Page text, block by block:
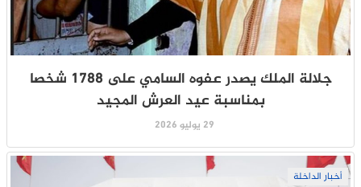
جلالة الملك يصدر عفوه السامي على 1788 شخصا
بمناسبة عيد العرش المجيد
29 يوليو 2026
أخبار الداخلة